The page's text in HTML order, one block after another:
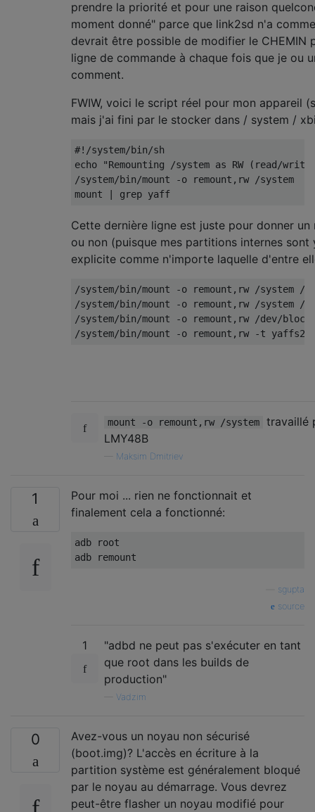
prendre la priorité et pour une raison
moment donné" parce que link2sd n'a
devrait être possible de modifier le
ligne de commande à chaque fois que je ou
comment.
FWIW, voici le script réel pour mon appareil
mais j'ai fini par le stocker dans / system /
#!/system/bin/sh
echo "Remounting /system as RW (read/
/system/bin/mount -o remount,rw /system
Cette dernière ligne est juste pour donner
ou non (puisque mes partitions internes
explicite comme n'importe laquelle d'entre
/system/bin/mount -o remount,rw /system /
/system/bin/mount -o remount,rw /system /
/system/bin/mount -o remount,rw /dev/
mount -o remount,rw /system
travaillé
LMY48B
Maksim Dmitriev
1
Pour moi ... rien ne fonctionnait et
finalement cela a fonctionné:
adb root
sgupta
source
1
"adbd ne peut pas s'exécuter en tant
que root dans les builds de
production"
Vadzim
0
Avez-vous un noyau non sécurisé
(boot.img)? L'accès en écriture à la
partition système est généralement bloqué
par le noyau au démarrage. Vous devrez
peut-être flasher un noyau modifié pour